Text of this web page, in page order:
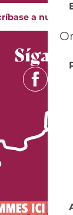
a nuestro
Síganos